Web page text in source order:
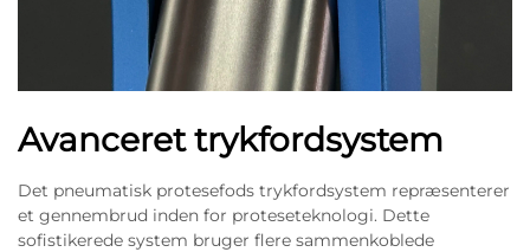
Avanceret trykfordsystem
Det pneumatisk protesefods trykfordsystem repræsenterer
et gennembrud inden for proteseteknologi. Dette
sofistikerede system bruger flere sammenkoblede